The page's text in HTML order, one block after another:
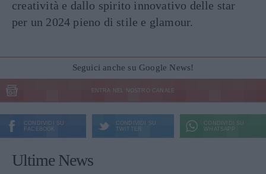
creatività e dallo spirito innovativo delle star
per un 2024 pieno di stile e glamour.
Seguici anche su Google News!
ENTRA NEL NOSTRO CANALE
CONDIVIDI SU
FACEBOOK
CONDIVIDI SU
TWITTER
CONDIVIDI SU
WHATSAPP
Ultime News